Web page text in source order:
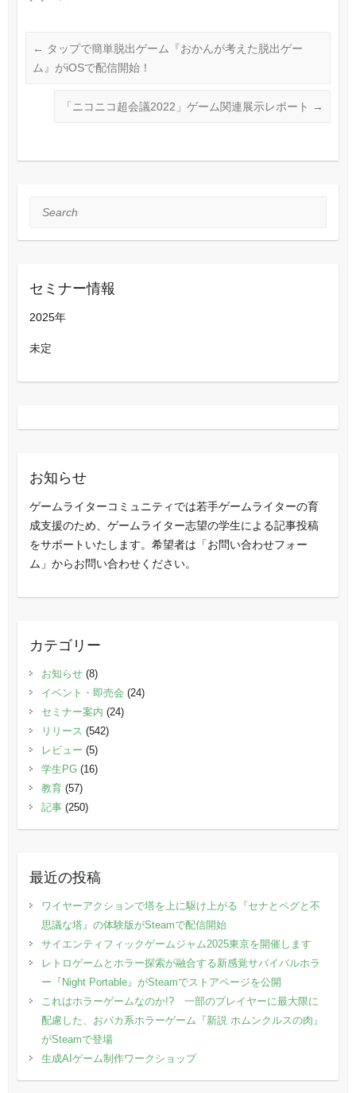
← タップで簡単脱出ゲーム『おかんが考えた脱出ゲー
ム』がiOSで配信開始！
「ニコニコ超会議2022」ゲーム関連展示レポート →
Search
セミナー情報
2025年
未定
お知らせ
ゲームライターコミュニティでは若手ゲームライターの育
成支援のため、ゲームライター志望の学生による記事投稿
をサポートいたします。希望者は「お問い合わせフォー
ム」からお問い合わせください。
カテゴリー
お知らせ(8)
イベント・即売会 (24)
セミナー案内 (24)
リリース (542)
レビュー (5)
学生PG(16)
教育(57)
記事(250)
最近の投稿
ワイヤーアクションで塔を上に駆け上がる『セナとペグと不
思議な塔』の体験版がSteamで配信開始
サイエンティフィックゲームジャム2025東京を開催します
レトロゲームとホラー探索が融合する新感覚サバイバルホラ
ー『Night Portable』がSteamでストアページを公開
これはホラーゲームなのか!? 一部のプレイヤーに最大限に
配慮した、おバカ系ホラーゲーム『新説 ホムンクルスの肉』
がSteamで登場
生成AIゲーム制作ワークショップ